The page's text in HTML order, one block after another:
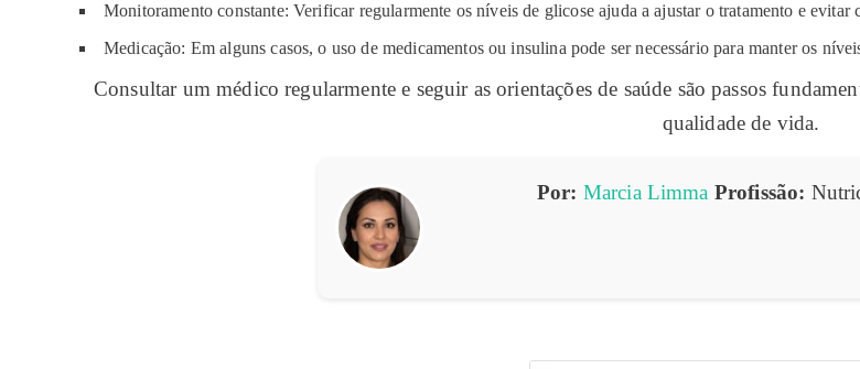
Monitoramento constante: Verificar regularmente os níveis de glicose ajuda a ajustar o tratamento e evitar
Medicação: Em alguns casos, o uso de medicamentos ou insulina pode ser necessário para manter os
Consultar um médico regularmente e seguir as orientações de saúde são passos
qualidade de vida.
Por: Marcia Limma Profissão: